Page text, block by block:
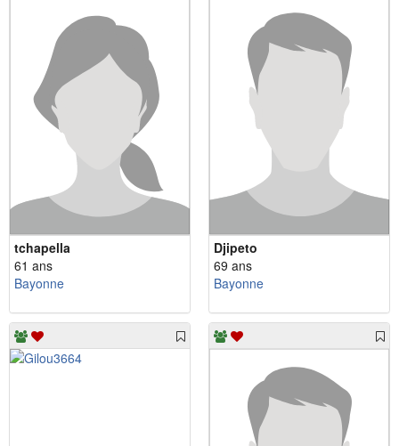
tchapella
61 ans
Bayonne
Djipeto
69 ans
Bayonne